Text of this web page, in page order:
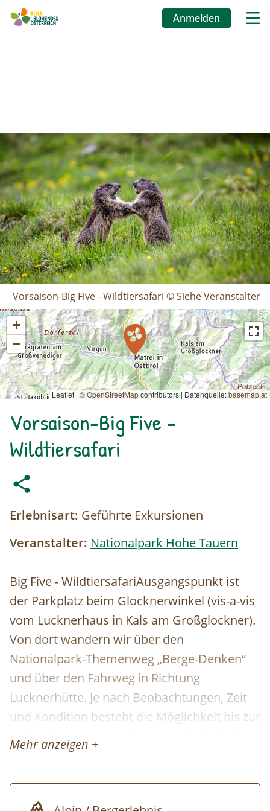
Anmelden
Vorsaison-Big Five - Wildtiersafari © Siehe Veranstalter
+
−
Leaflet | ©OpenStreetMapcontributors | Datenquelle:basemap.at
Vorsaison-Big Five -
Wildtiersafari
Erlebnisart: Geführte Exkursionen
Veranstalter: Nationalpark Hohe Tauern
Big Five - WildtiersafariAusgangspunkt ist
der Parkplatz beim Glocknerwinkel (vis-a-vis
vom Lucknerhaus in Kals am Großglockner).
Von dort wandern wir über den
Nationalpark-Themenweg „Berge-Denken“
und über den Fahrweg in Richtung
Lucknerhütte. Je nach Beobachtungen, Zeit
und Kondition besteht die Möglichkeit bis zur
Lucknerhütte zu wandern oder im Talboden
des Ködnitztales zu verweilen und auf der
Mehr anzeigen +